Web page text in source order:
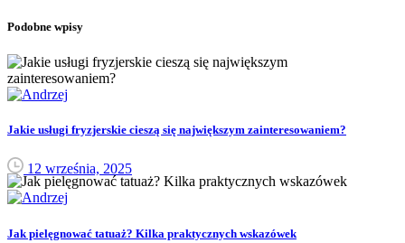
Podobne wpisy
Jakie usługi fryzjerskie cieszą się największym zainteresowaniem?
12 września, 2025
Jak pielęgnować tatuaż? Kilka praktycznych wskazówek